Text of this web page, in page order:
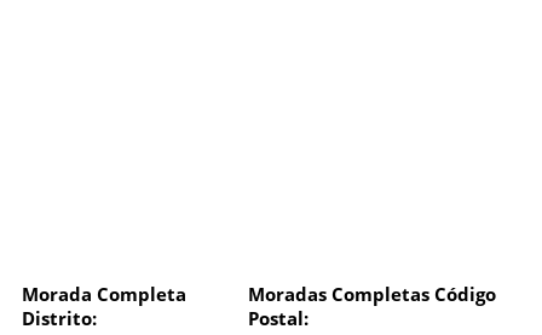
Morada Completa
Distrito:
Moradas Completas Código
Postal: